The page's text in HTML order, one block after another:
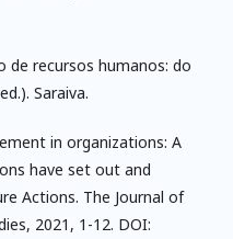
de recursos humanos: do
Saraiva.
in organizations: A
have set out and
Actions. The Journal of
2021, 1-12. DOI: